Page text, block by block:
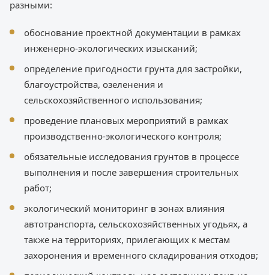
разными:
обоснование проектной документации в рамках
инженерно-экологических изысканий;
определение пригодности грунта для застройки,
благоустройства, озеленения и
сельскохозяйственного использования;
проведение плановых мероприятий в рамках
производственно-экологического контроля;
обязательные исследования грунтов в процессе
выполнения и после завершения строительных
работ;
экологический мониторинг в зонах влияния
автотранспорта, сельскохозяйственных угодьях, а
также на территориях, прилегающих к местам
захоронения и временного складирования отходов;